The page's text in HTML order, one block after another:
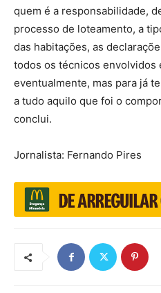
quem é a responsabilidade,
processo de loteamento, a
das habitações, as
todos os técnicos envolvidos
eventualmente, mas para já
a tudo aquilo que foi o
conclui.
Jornalista: Fernando Pires